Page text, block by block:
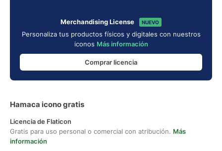
Merchandising License NUEVO
Personaliza tus productos físicos y digitales con nuestros
iconos Más información
Comprar licencia
Hamaca icono gratis
Licencia de Flaticon
Gratis para uso personal o comercial con atribución. Más
información